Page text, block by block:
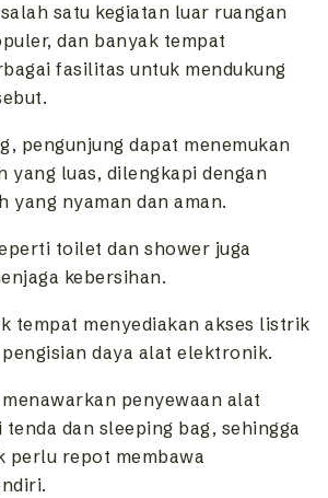
satu kegiatan luar ruangan
dan banyak tempat
fasilitas untuk mendukung
pengunjung dapat menemukan
yang luas, dilengkapi dengan
yang nyaman dan aman.
toilet dan shower juga
kebersihan.
tempat menyediakan akses listrik
daya alat elektronik.
penyewaan alat
dan sleeping bag, sehingga
perlu repot membawa